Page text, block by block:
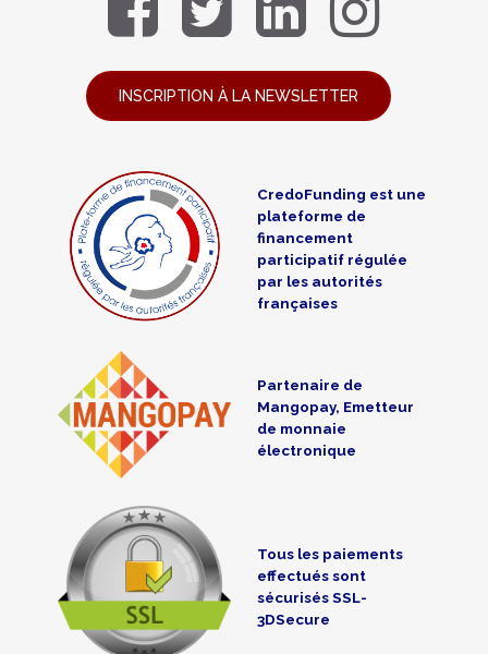
INSCRIPTION À LA NEWSLETTER
CredoFunding est une
plateforme de
financement
participatif régulée
par les autorités
françaises
Partenaire de
Mangopay, Emetteur
de monnaie
électronique
Tous les paiements
effectués sont
sécurisés SSL-
3DSecure